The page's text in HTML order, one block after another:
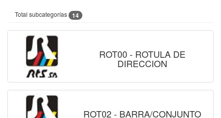
Total subcategorías 14
ROT00 - ROTULA DE
DIRECCION
ROT02 - BARRA/CONJUNTO